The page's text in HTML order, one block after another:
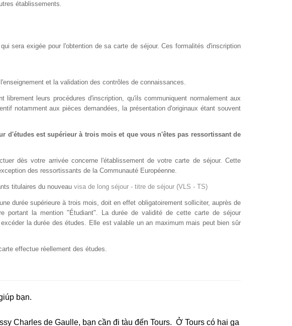
établissements.
sera exigée pour l'obtention de sa carte de séjour. Ces formalités d'inscription
et la validation des contrôles de connaissances.
librement leurs procédures d'inscription, qu'ils communiquent normalement aux
notamment aux pièces demandées, la présentation d'originaux étant souvent
d'études est supérieur à trois mois et que vous n'êtes pas ressortissant de
dès votre arrivée concerne l'établissement de votre carte de séjour. Cette
des ressortissants de la Communauté Européenne.
titulaires du nouveauvisa de long séjour - titre de séjour (VLS - TS)
durée supérieure à trois mois, doit en effet obligatoirement solliciter, auprès de
portant la mention "Étudiant". La durée de validité de cette carte de séjour
la durée des études. Elle est valable un an maximum mais peut bien sûr
effectue réellement des études.
bạn.
Charles de Gaulle, bạn cần đi tàu đến Tours. Ở Tours có hai ga